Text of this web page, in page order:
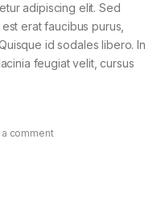
adipiscing elit. Sed
erat faucibus purus,
id sodales libero. In
feugiat velit, cursus
comment